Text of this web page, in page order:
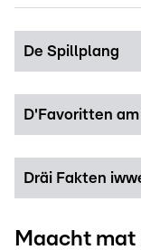
De Spillplang
D'Favoritten
Dräi Fakten
Maacht mat